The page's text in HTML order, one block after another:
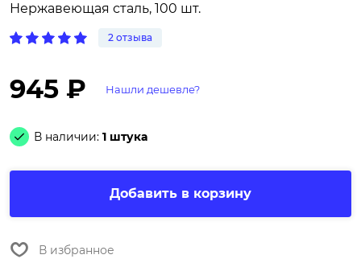
Нержавеющая сталь, 100 шт.
2 отзыва
945 ₽ Нашли дешевле?
В наличии: 1 штука
Добавить в корзину
В избранное